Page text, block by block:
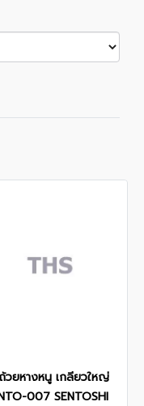
วยหางหนู เกลียวใหญ่
007 SENTOSHI